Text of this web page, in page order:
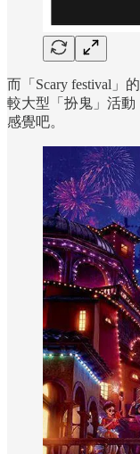
而「Scary festival」
較大型「扮鬼」活動
感覺吧。